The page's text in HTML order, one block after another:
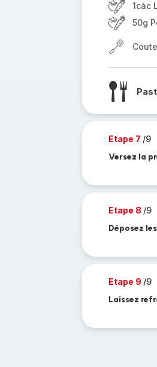
1càc
50g
Etape 7 /9
Versez la
Etape 8 /9
Déposez
Etape 9 /9
Laissez